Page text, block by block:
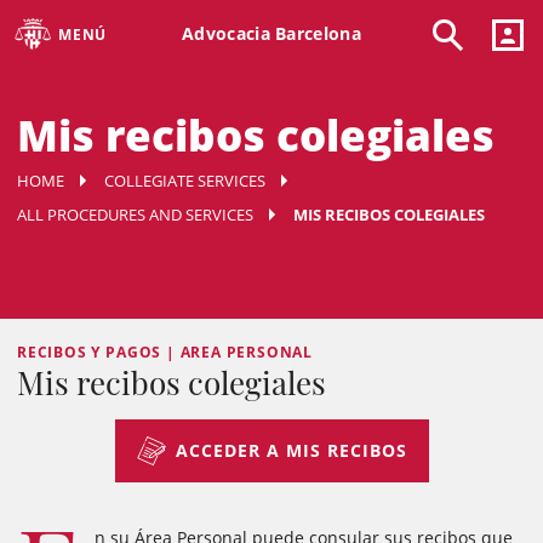
MENÚ Advocacia Barcelona
Mis recibos colegiales
HOME
COLLEGIATE SERVICES
ALL PROCEDURES AND SERVICES
MIS RECIBOS COLEGIALES
RECIBOS Y PAGOS | AREA PERSONAL
Mis recibos colegiales
ACCEDER A MIS RECIBOS
n su Área Personal puede consular sus recibos que